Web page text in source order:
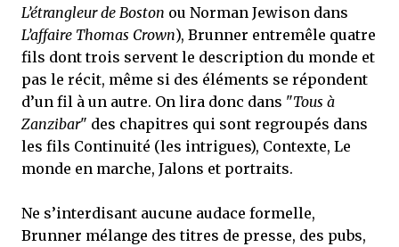
L’étrangleur de Boston ou Norman Jewison dans
L’affaire Thomas Crown), Brunner entremêle quatre
fils dont trois servent le description du monde et
pas le récit, même si des éléments se répondent
d’un fil à un autre. On lira donc dans "Tous à
Zanzibar" des chapitres qui sont regroupés dans
les fils Continuité (les intrigues), Contexte, Le
monde en marche, Jalons et portraits.
Ne s’interdisant aucune audace formelle,
Brunner mélange des titres de presse, des pubs,